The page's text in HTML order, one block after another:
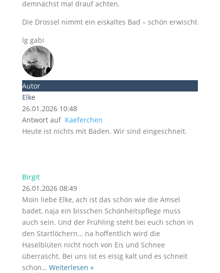
demnächst mal drauf achten.
Die Drossel nimmt ein eiskaltes Bad – schön erwischt
lg gabi
Autor
Elke
26.01.2026 10:48
Antwort auf Kaeferchen
Heute ist nichts mit Baden. Wir sind eingeschneit.
Birgit
26.01.2026 08:49
Moin liebe Elke, ach ist das schön wie die Amsel
badet, naja ein bisschen Schönheitspflege muss
auch sein. Und der Frühling steht bei euch schon in
den Startlöchern… na hoffentlich wird die
Haselblüten nicht noch von Eis und Schnee
überrascht. Bei uns ist es eisig kalt und es schneit
schon… Weiterlesen »